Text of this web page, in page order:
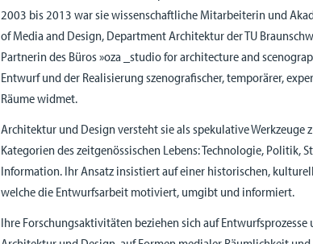
2003 bis 2013 war sie wissenschaftliche Mitarbeiterin und
of Media and Design, Department Architektur der TU
Partnerin des Büros »oza _studio for architecture and
Entwurf und der Realisierung szenografischer, temporärer,
Räume widmet.
Architektur und Design versteht sie als spekulative Werkzeuge
Kategorien des zeitgenössischen Lebens: Technologie, Politik,
Information. Ihr Ansatz insistiert auf einer historischen,
welche die Entwurfsarbeit motiviert, umgibt und informiert.
Ihre Forschungsaktivitäten beziehen sich auf